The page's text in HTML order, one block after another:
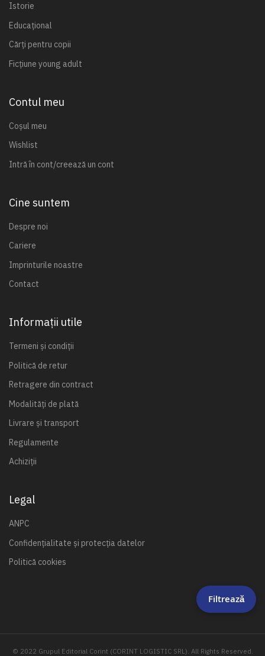
Istorie
Educațional
Cărți pentru copii
Ficțiune young adult
Contul meu
Coșul meu
Wishlist
Intră în cont/creează un cont
Cine suntem
Despre noi
Cariere
Imprinturile noastre
Contact
Informații utile
Termeni și condiții
Politică de retur
Retragere din contract
Modalități de plată
Livrare și transport
Regulamente
Achiziții
Legal
ANPC
Confidențialitate și protecția datelor
Politică cookies
© 2022 Grupul Editorial Corint (CORINT LOGISTIC SRL). All Rights Reserved.
Filtrează